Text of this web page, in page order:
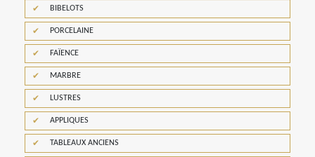
BIBELOTS
PORCELAINE
FAÏENCE
MARBRE
LUSTRES
APPLIQUES
TABLEAUX ANCIENS